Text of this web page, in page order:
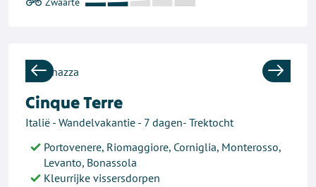
Previous Next
Cinque Terre
Italië - Wandelvakantie - 7 dagen- Trektocht
Portovenere, Riomaggiore, Corniglia, Monterosso,
Levanto, Bonassola
Kleurrijke vissersdorpen